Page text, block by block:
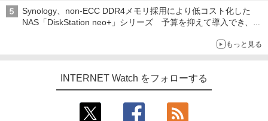
Synology、non-ECC DDR4メモリ採用により低コスト化した
NAS「DiskStation neo+」シリーズ 予算を抑えて導入でき、
もっと見る
INTERNET Watch をフォローする